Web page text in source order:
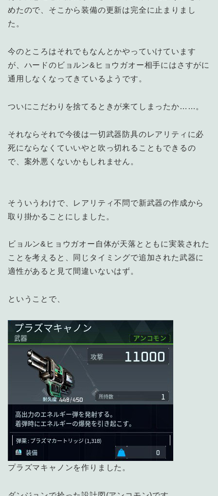
めたので、そこから装備の更新は完全に止まりまし
た。
今のところはそれでもなんとかやっていけています
が、ハードのビョルン&ヒョウガオー相手にはさすがに
通用しなくなってきているようです。
ついにこだわりを捨てるときが来てしまったか……。
それならそれで今後は一切武器防具のレアリティに必
死にならなくていいやと吹っ切れることもできるの
で、案外悪くないかもしれません。
そういうわけで、レアリティ不問で新武器の作成から
取り掛かることにしました。
ビョルン&ヒョウガオー自体が天落とともに実装された
ことを考えると、同じタイミングで追加された武器に
適性があると見て間違いないはず。
ということで、
プラズマキャノンを作りました。